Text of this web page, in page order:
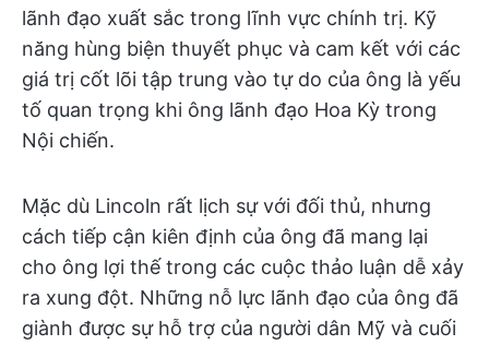
lãnh đạo xuất sắc trong lĩnh vực chính trị. Kỹ
năng hùng biện thuyết phục và cam kết với các
giá trị cốt lõi tập trung vào tự do của ông là yếu
tố quan trọng khi ông lãnh đạo Hoa Kỳ trong
Nội chiến.
Mặc dù Lincoln rất lịch sự với đối thủ, nhưng
cách tiếp cận kiên định của ông đã mang lại
cho ông lợi thế trong các cuộc thảo luận dễ xảy
ra xung đột. Những nỗ lực lãnh đạo của ông đã
giành được sự hỗ trợ của người dân Mỹ và cuối